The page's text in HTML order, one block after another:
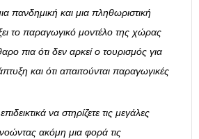
πανδημική και μια πληθωριστική
το παραγωγικό μοντέλο της χώρας
πια ότι δεν αρκεί ο τουρισμός για
και ότι απαιτούνται παραγωγικές
να στηρίζετε τις μεγάλες
ακόμη μια φορά τις